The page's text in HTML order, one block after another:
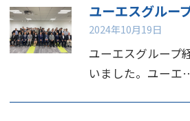
2024年10月19日
ユーエスグループ
いました。ユーエ